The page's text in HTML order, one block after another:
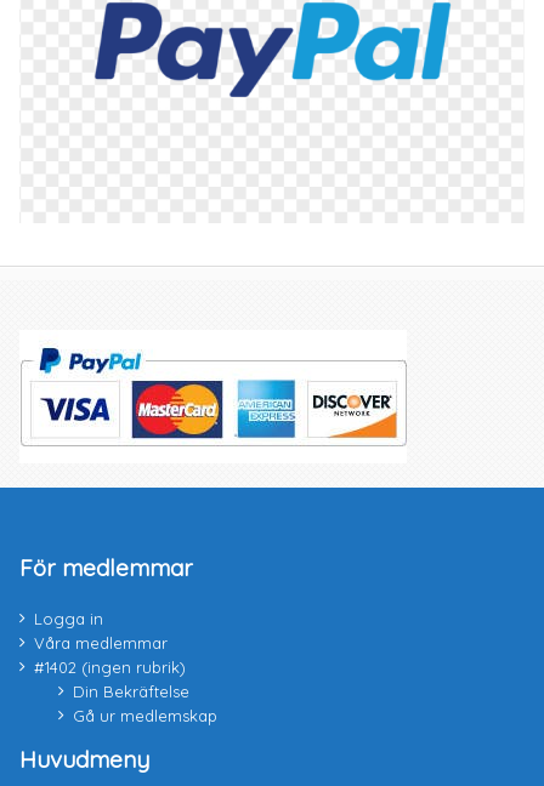
För medlemmar
Logga in
Våra medlemmar
#1402 (ingen rubrik)
Din Bekräftelse
Gå ur medlemskap
Huvudmeny